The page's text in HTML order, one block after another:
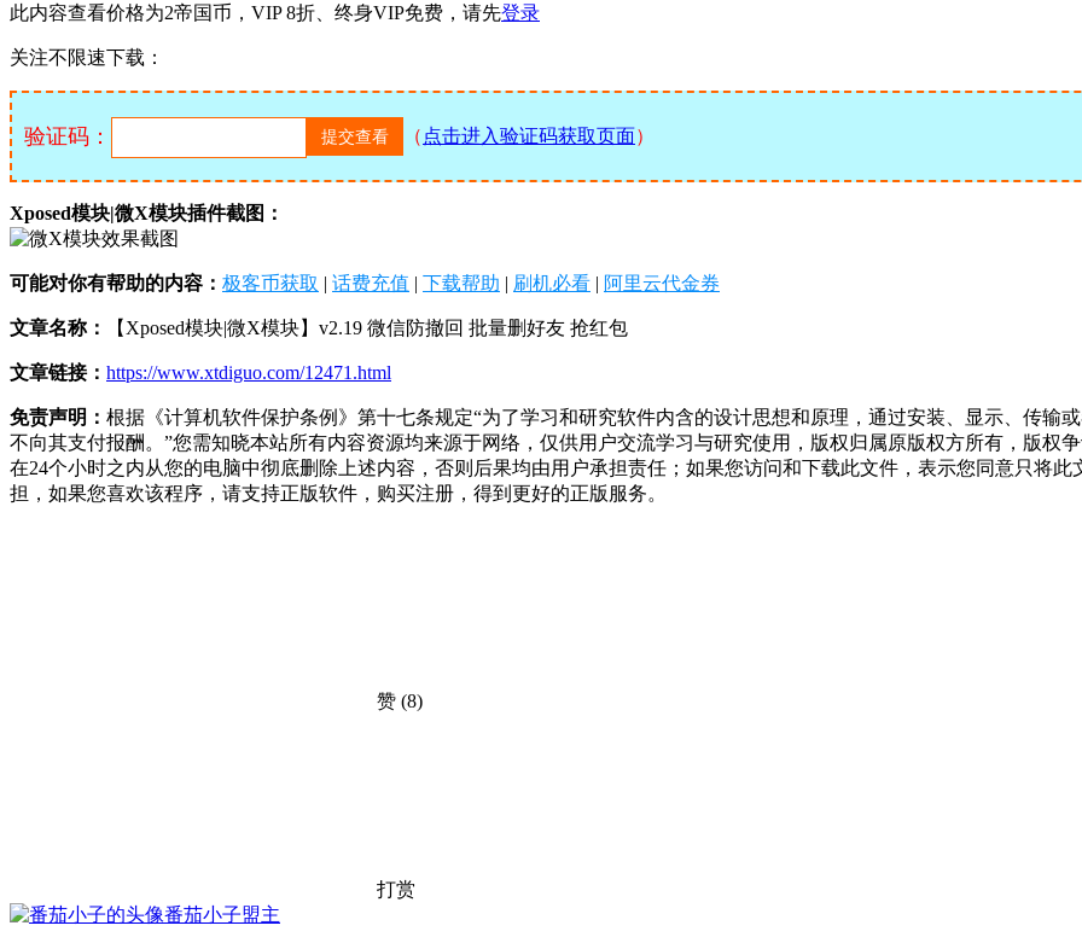
此内容查看价格为2帝国币，VIP 8折、终身VIP免费，请先登录
关注不限速下载：
验证码： （ 点击进入验证码获取页面）
Xposed模块|微X模块插件截图：
可能对你有帮助的内容： 极客币获取 | 话费充值 | 下载帮助 | 刷机必看 | 阿里云代金券
文章名称： 【Xposed模块|微X模块】v2.19 微信防撤回 批量删好友 抢红包
文章链接： https://www.xtdiguo.com/12471.html
免责声明： 根据《计算机软件保护条例》第十七条规定“为了学习和研究软件内含的设计思想和原理，通过安装、显示、传输
不向其支付报酬。”您需知晓本站所有内容资源均来源于网络，仅供用户交流学习与研究使用，版权归属原版权方所有，版权
在24个小时之内从您的电脑中彻底删除上述内容，否则后果均由用户承担责任；如果您访问和下载此文件，表示您同意只将
担，如果您喜欢该程序，请支持正版软件，购买注册，得到更好的正版服务。
赞 (8)
打赏
番茄小子盟主